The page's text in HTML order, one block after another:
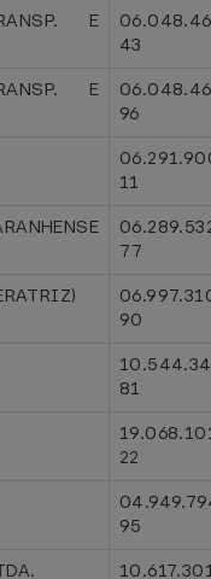
E
43
E
96
11
77
90
81
22
95